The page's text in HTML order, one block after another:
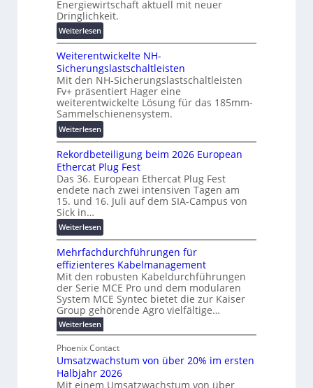
e
n
i
g
i
t
a
l
e
T
r
a
n
s
p
a
r
e
n
z
e
n
b
u
:
F
o
r
s
c
u
n
g
s
r
d
e
r
u
n
g
b
r
a
u
c
Energiewirtschaft aktuell mit neuer
Dringlichkeit.
Weiterlesen:
V
o
l
t
a
-
X
2
0
2
7
w
i
r
d
z
u
m
E
n
e
r
g
y
H
u
b
f
Weiterentwickelte NH-
Sicherungslastschaltleisten
Mit den NH-Sicherungslastschaltleisten
Fv+ präsentiert Hager eine
weiterentwickelte Lösung für das 185mm-
Sammelschienensystem.
Weiterlesen:
W
e
i
t
e
r
n
t
w
i
c
k
e
l
t
N
H
-
Rekordbeteiligung beim 2026 European
Ethercat Plug Fest
Das 36. European Ethercat Plug Fest
endete nach zwei intensiven Tagen am
15. und 16. Juli auf dem SIA-Campus von
Sick in…
Weiterlesen:
R
e
k
o
r
d
b
e
e
i
l
Mehrfachdurchführungen für
effizienteres Kabelmanagement
Mit den robusten Kabeldurchführungen
der Serie MCE Pro und dem modularen
System MCE Syntec bietet die zur Kaiser
Group gehörende Agro vielfältige…
Weiterlesen:
M
h
r
f
a
Phoenix Contact
Umsatzwachstum von über 20% im ersten
Halbjahr 2026
Mit einem Umsatzwachstum von über